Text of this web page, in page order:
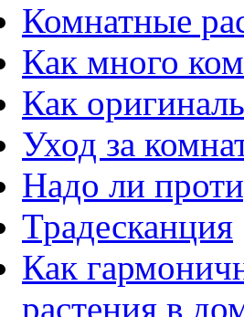
Комнатные
Как много
Как
Уход за
Надо ли
Традесканция
Как
растения в